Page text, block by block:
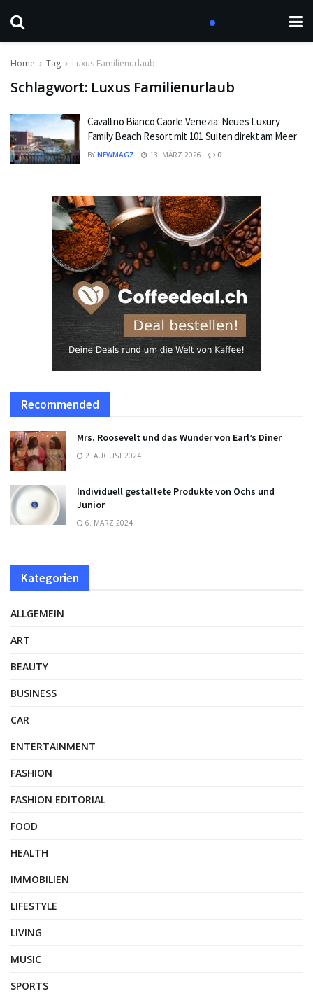
Home Tag Luxus Familienurlaub
Schlagwort: Luxus Familienurlaub
Cavallino Bianco Caorle Venezia: Neues Luxury
Family Beach Resort mit 101 Suiten direkt am Meer
BY NEWMAGZ 13. MÄRZ 2026 0
Recommended
Mrs. Roosevelt und das Wunder von Earl’s Diner
2. AUGUST 2024
Individuell gestaltete Produkte von Ochs und
Junior
6. MÄRZ 2024
Kategorien
ALLGEMEIN
ART
BEAUTY
BUSINESS
CAR
ENTERTAINMENT
FASHION
FASHION EDITORIAL
FOOD
HEALTH
IMMOBILIEN
LIFESTYLE
LIVING
MUSIC
SPORTS